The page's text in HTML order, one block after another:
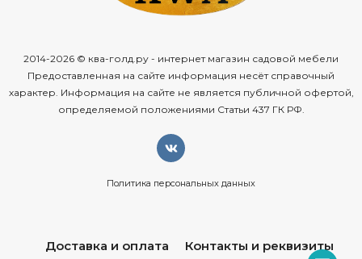
2014-2026 © ква-голд.ру - интернет магазин садовой мебели
Предоставленная на сайте информация несёт справочный
характер. Информация на сайте не является публичной офертой,
определяемой положениями Статьи 437 ГК РФ.
Политика персональных данных
Доставка и оплата
Контакты и реквизиты